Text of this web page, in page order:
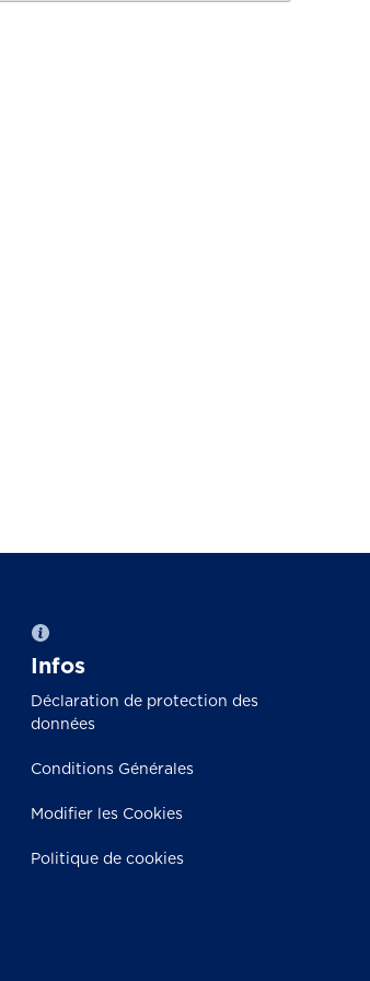
Infos
Déclaration de protection des
données
Conditions Générales
Modifier les Cookies
Politique de cookies